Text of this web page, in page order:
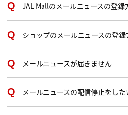
JAL Mallのメールニュースの登録
ショップのメールニュースの登
メールニュースが届きません
メールニュースの配信停止をした